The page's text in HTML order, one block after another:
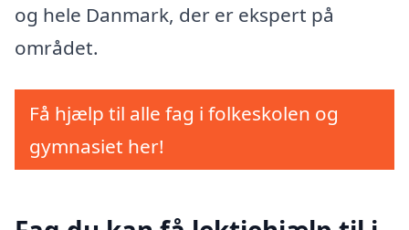
og hele Danmark, der er ekspert på
området.
Få hjælp til alle fag i folkeskolen og
gymnasiet her!